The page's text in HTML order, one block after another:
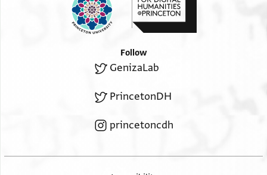
Follow
GenizaLab
PrincetonDH
princetoncdh